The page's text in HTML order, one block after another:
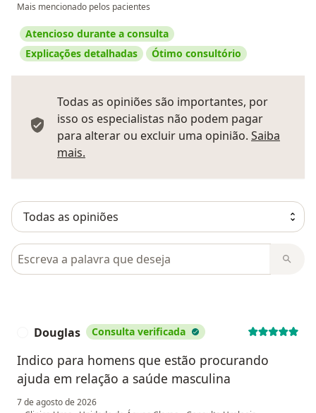
Mais mencionado pelos pacientes
Atencioso durante a consulta
Explicações detalhadas
Ótimo consultório
Todas as opiniões são importantes, por
isso os especialistas não podem pagar
para alterar ou excluir uma opinião. Saiba
mais.
Pesquisar em opiniões
Douglas Consulta verificada
Indico para homens que estão procurando
ajuda em relação a saúde masculina
7 de agosto de 2026